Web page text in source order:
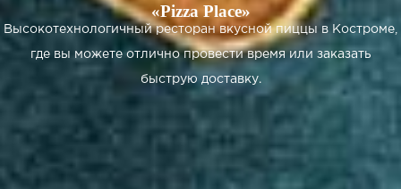
«Pizza Place»
Высокотехнологичный ресторан вкусной пиццы в Костроме,
где вы можете отлично провести время или заказать
быструю доставку.